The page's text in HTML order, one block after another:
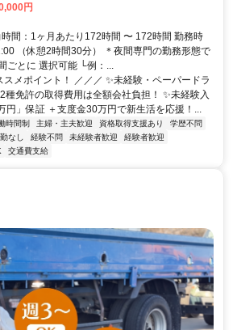
円
間：1ヶ月あたり172時間 〜 172時間 勤務時
（休憩2時間30分） ＊夜間専門の勤務形態で
ごとに 選択可能 └例：...
メポイント！ ／／／ ✨未経験・ペーパードラ
種免許の取得費用は全額会社負担！ ✨未経験入
円」保証 ＋支度金30万円で新生活を応援！...
時間制 主婦・主夫歓迎 資格取得支援あり
学歴不問
なし 経験不問 未経験者歓迎
経験者歓迎
交通費支給